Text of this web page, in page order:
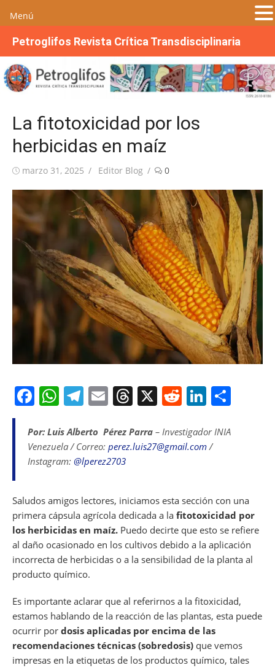
Petroglifos Revista Crítica Transdisciplinaria
La fitotoxicidad por los
herbicidas en maíz
Publicada
marzo 31, 2025 Autor
Editor Blog 0
F
c
e
o
o
k
W
at
s
p
p
T
e
gr
a
m
E
ai
l
T
re
a
s
X R
d
di
Li
k
e
n
Por: Luis Alberto Pérez Parra – Investigador INIA
Venezuela / Correo: perez.luis27@gmail.com /
Instagram: @lperez2703
Saludos amigos lectores, iniciamos esta sección con una
primera cápsula agrícola dedicada a la fitotoxicidad por
los herbicidas en maíz. Puedo decirte que esto se refiere
al daño ocasionado en los cultivos debido a la aplicación
incorrecta de herbicidas o a la sensibilidad de la planta al
producto químico.
Es importante aclarar que al referirnos a la fitoxicidad,
estamos hablando de la reacción de las plantas, esta puede
ocurrir por dosis aplicadas por encima de las
recomendaciones técnicas (sobredosis) que vemos
impresas en la etiquetas de los productos químico, tales
Menú